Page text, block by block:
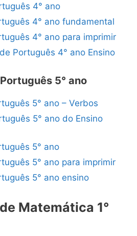
4° ano
4° ano fundamental
4° ano para imprimir
Português 4° ano Ensino
5° ano
5° ano – Verbos
5° ano do Ensino
5° ano
5° ano para imprimir
5° ano ensino
Matemática 1°